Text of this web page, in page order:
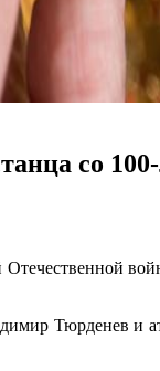
со
Тюрденев